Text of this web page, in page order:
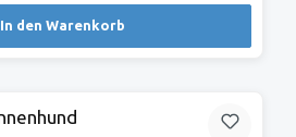
In den Warenkorb